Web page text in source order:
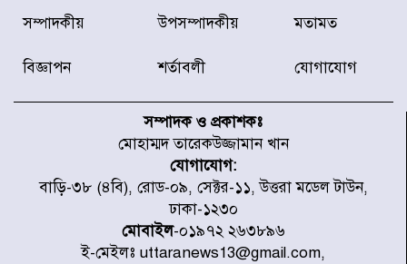
রাষ্ট্রপতি নির্বাচনে ১১ দলীয় জোটের
প্রার্থী কর্নেল অলি আহমদ
নতুন উদ্যোগ নিকুঞ্জ-টানপাড়ায়
নবনির্বাচিত কার্যনির্বাহী পরিষদের
উদ্যোগে উত্তরা ১৩ নং সেক্টর-এ
পরিষ্কার-পরিচ্ছন্নতা অভিযান
সম্পাদকীয় উপসম্পাদকীয় মতামত
বিজ্ঞাপন শর্তাবলী যোগাযোগ
সম্পাদক ও প্রকাশকঃ
মোহাম্মদ তারেকউজ্জামান খান
যোগাযোগ:
বাড়ি-৩৮ (৪বি), রোড-০৯, সেক্টর-১১, উত্তরা মডেল টাউন,
ঢাকা-১২৩০
মোবাইল-০১৯৭২ ২৬৩৮৯৬
ই-মেইলঃ uttaranews13@gmail.com,